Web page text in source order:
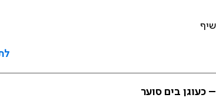
בים סוער